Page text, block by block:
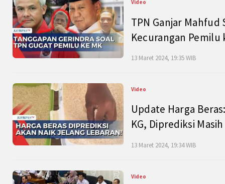
Video
TPN Ganjar Mahfud
Kecurangan Pemilu
13 Maret 2024, 19:35 WIB
Video
Update Harga
KG, Diprediksi
13 Maret 2024, 19:34 WIB
Video